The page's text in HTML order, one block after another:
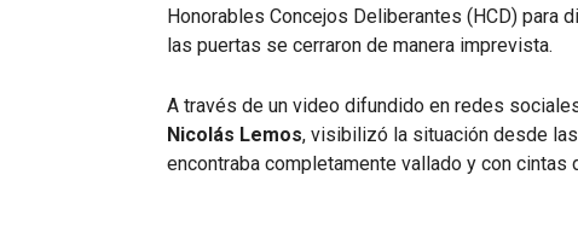
Honorables Concejos Deliberantes (HCD) para
las puertas se cerraron de manera imprevista.
A través de un video difundido en redes
Nicolás Lemos, visibilizó la situación desde
encontraba completamente vallado y con